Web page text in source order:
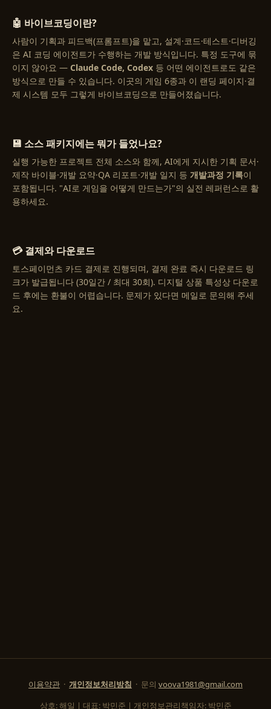
🤖 바이브코딩이란?
사람이 기획과 피드백(프롬프트)을 맡고, 설계·코드·테스트·디버깅
은 AI 코딩 에이전트가 수행하는 개발 방식입니다. 특정 도구에 묶
이지 않아요 — Claude Code, Codex 등 어떤 에이전트로도 같은
방식으로 만들 수 있습니다. 이곳의 게임 6종과 이 랜딩 페이지·결
제 시스템 모두 그렇게 바이브코딩으로 만들어졌습니다.
💾 소스 패키지에는 뭐가 들었나요?
실행 가능한 프로젝트 전체 소스와 함께, AI에게 지시한 기획 문서·
제작 바이블·개발 요약·QA 리포트·개발 일지 등 개발과정 기록이
포함됩니다. "AI로 게임을 어떻게 만드는가"의 실전 레퍼런스로 활
용하세요.
💳 결제와 다운로드
토스페이먼츠 카드 결제로 진행되며, 결제 완료 즉시 다운로드 링
크가 발급됩니다 (30일간 / 최대 30회). 디지털 상품 특성상 다운로
드 후에는 환불이 어렵습니다. 문제가 있다면 메일로 문의해 주세
요.
이용약관 · 개인정보처리방침 · 문의 voova1981@gmail.com
상호: 해일 | 대표: 박민준 | 개인정보관리책임자: 박민준